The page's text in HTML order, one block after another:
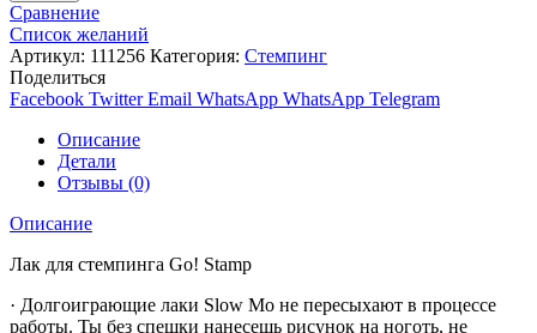
Сравнение
Список желаний
Артикул: 111256 Категория: Стемпинг
Поделиться
Facebook Twitter Email WhatsApp WhatsApp Telegram
Описание
Детали
Отзывы (0)
Описание
Лак для стемпинга Go! Stamp
· Долгоиграющие лаки Slow Mo не пересыхают в процессе
работы. Ты без спешки нанесешь рисунок на ноготь, не